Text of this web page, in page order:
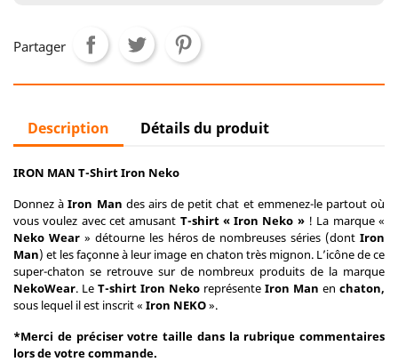
Partager
Description Détails du produit
IRON MAN T-Shirt Iron Neko
Donnez àIron Man des airs de petit chat et emmenez-le partout où
vous voulez avec cet amusant T-shirt « Iron Neko »! La marque «
Neko Wear» détourne les héros de nombreuses séries (dontIron
Man) et les façonne à leur image en chaton très mignon. L’icône de ce
super-chaton se retrouve sur de nombreux produits de la marque
NekoWear. Le T-shirt Iron Neko représente Iron Man en chaton,
sous lequel il est inscrit « Iron NEKO».
*Merci de préciser votre taille dans la rubrique commentaires
lors de votre commande.